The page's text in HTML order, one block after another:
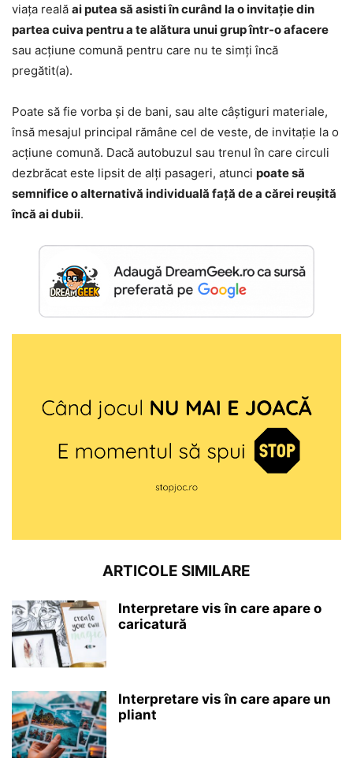
viața reală ai putea să asisti în curând la o invitație din
partea cuiva pentru a te alătura unui grup într-o afacere
sau acțiune comună pentru care nu te simți încă
pregătit(a).
Poate să fie vorba și de bani, sau alte câștiguri materiale,
însă mesajul principal rămâne cel de veste, de invitație la o
acțiune comună. Dacă autobuzul sau trenul în care circuli
dezbrăcat este lipsit de alți pasageri, atunci poate să
semnifice o alternativă individuală față de a cărei reușită
încă ai dubii.
ARTICOLE SIMILARE
Interpretare vis în care apare o
caricatură
Interpretare vis în care apare un
pliant